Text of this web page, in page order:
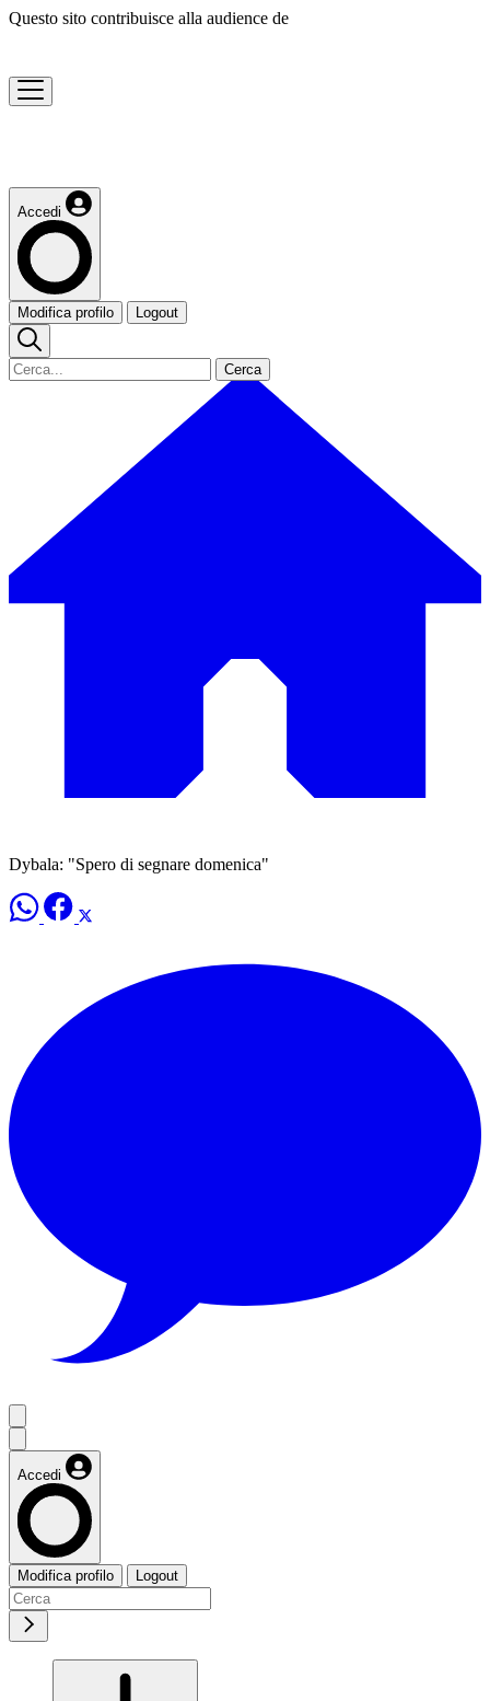
Questo sito contribuisce alla audience de
Accedi
Modifica profilo Logout
Cerca
Dybala: "Spero di segnare domenica"
Accedi
Modifica profilo Logout